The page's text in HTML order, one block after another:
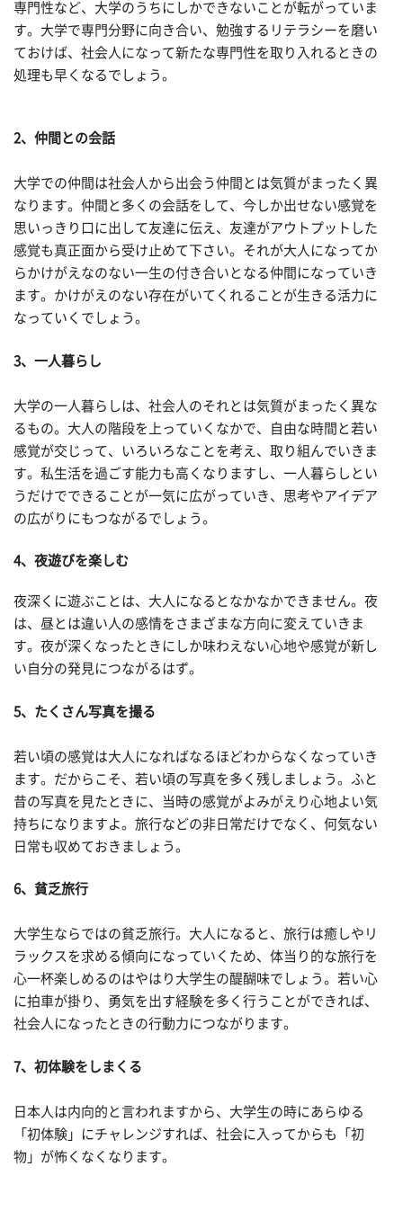
専門性など、大学のうちにしかできないことが転がっていま
す。大学で専門分野に向き合い、勉強するリテラシーを磨い
ておけば、社会人になって新たな専門性を取り入れるときの
処理も早くなるでしょう。
2、仲間との会話
大学での仲間は社会人から出会う仲間とは気質がまったく異
なります。仲間と多くの会話をして、今しか出せない感覚を
思いっきり口に出して友達に伝え、友達がアウトプットした
感覚も真正面から受け止めて下さい。それが大人になってか
らかけがえなのない一生の付き合いとなる仲間になっていき
ます。かけがえのない存在がいてくれることが生きる活力に
なっていくでしょう。
3、一人暮らし
大学の一人暮らしは、社会人のそれとは気質がまったく異な
るもの。大人の階段を上っていくなかで、自由な時間と若い
感覚が交じって、いろいろなことを考え、取り組んでいきま
す。私生活を過ごす能力も高くなりますし、一人暮らしとい
うだけでできることが一気に広がっていき、思考やアイデア
の広がりにもつながるでしょう。
4、夜遊びを楽しむ
夜深くに遊ぶことは、大人になるとなかなかできません。夜
は、昼とは違い人の感情をさまざまな方向に変えていきま
す。夜が深くなったときにしか味わえない心地や感覚が新し
い自分の発見につながるはず。
5、たくさん写真を撮る
若い頃の感覚は大人になればなるほどわからなくなっていき
ます。だからこそ、若い頃の写真を多く残しましょう。ふと
昔の写真を見たときに、当時の感覚がよみがえり心地よい気
持ちになりますよ。旅行などの非日常だけでなく、何気ない
日常も収めておきましょう。
6、貧乏旅行
大学生ならではの貧乏旅行。大人になると、旅行は癒しやリ
ラックスを求める傾向になっていくため、体当り的な旅行を
心一杯楽しめるのはやはり大学生の醍醐味でしょう。若い心
に拍車が掛り、勇気を出す経験を多く行うことができれば、
社会人になったときの行動力につながります。
7、初体験をしまくる
日本人は内向的と言われますから、大学生の時にあらゆる
「初体験」にチャレンジすれば、社会に入ってからも「初
物」が怖くなくなります。